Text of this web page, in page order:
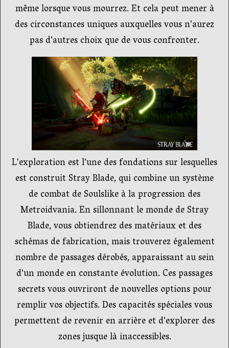
même lorsque vous mourrez. Et cela peut mener à
des circonstances uniques auxquelles vous n'aurez
pas d'autres choix que de vous confronter.
L'exploration est l'une des fondations sur lesquelles
est construit Stray Blade, qui combine un système
de combat de Soulslike à la progression des
Metroidvania. En sillonnant le monde de Stray
Blade, vous obtiendrez des matériaux et des
schémas de fabrication, mais trouverez également
nombre de passages dérobés, apparaissant au sein
d'un monde en constante évolution. Ces passages
secrets vous ouvriront de nouvelles options pour
remplir vos objectifs. Des capacités spéciales vous
permettent de revenir en arrière et d'explorer des
zones jusque là inaccessibles.